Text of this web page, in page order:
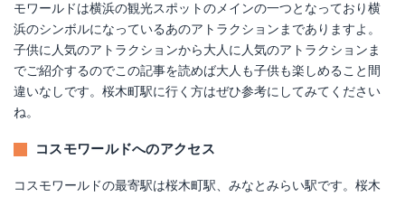
モワールドは横浜の観光スポットのメインの一つとなっており横
浜のシンボルになっているあのアトラクションまでありますよ。
子供に人気のアトラクションから大人に人気のアトラクションま
でご紹介するのでこの記事を読めば大人も子供も楽しめること間
違いなしです。桜木町駅に行く方はぜひ参考にしてみてください
ね。
コスモワールドへのアクセス
コスモワールドの最寄駅は桜木町駅、みなとみらい駅です。桜木